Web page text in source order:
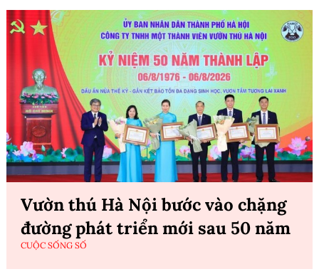
Vườn thú Hà Nội bước vào chặng
đường phát triển mới sau 50 năm
CUỘC SỐNG SỐ